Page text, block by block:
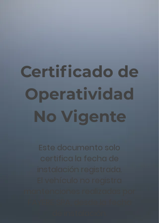
Certificado de
Operatividad
No Vigente
Este documento solo
certifica la fecha de
instalación registrada.
El vehículo no registra